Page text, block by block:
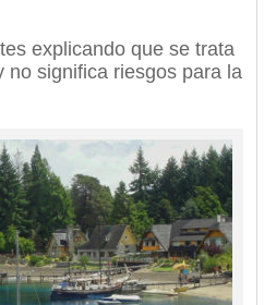
explicando que se trata
no significa riesgos para la